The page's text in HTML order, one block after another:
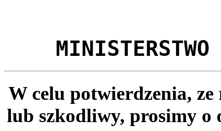
MINISTERSTWO
W celu potwierdzenia,
lub szkodliwy, prosimy o